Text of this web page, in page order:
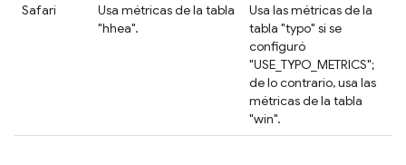
Safari
Usa métricas de la tabla
"hhea".
Usa las métricas de la
tabla "typo" si se
configuró
"USE_TYPO_METRICS";
de lo contrario, usa las
métricas de la tabla
"win".